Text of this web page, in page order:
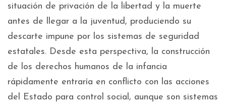
situación de privación de la libertad y la muerte
antes de llegar a la juventud, produciendo su
descarte impune por los sistemas de seguridad
estatales. Desde esta perspectiva, la construcción
de los derechos humanos de la infancia
rápidamente entraría en conflicto con las acciones
del Estado para control social, aunque son sistemas